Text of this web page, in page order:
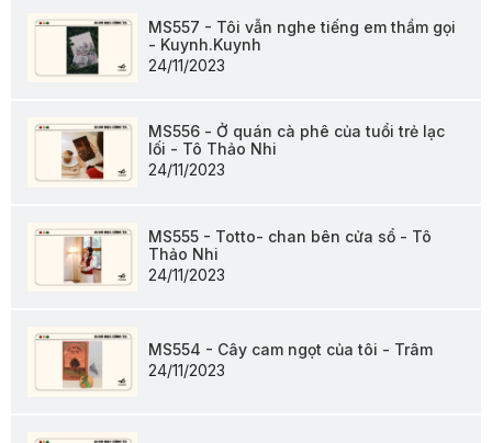
MS557 - Tôi vẫn nghe tiếng em thầm gọi
- Kuynh.Kuynh
24/11/2023
MS556 - Ở quán cà phê của tuổi trẻ lạc
lối - Tô Thảo Nhi
24/11/2023
MS555 - Totto- chan bên cửa sổ - Tô
Thảo Nhi
24/11/2023
MS554 - Cây cam ngọt của tôi - Trâm
24/11/2023